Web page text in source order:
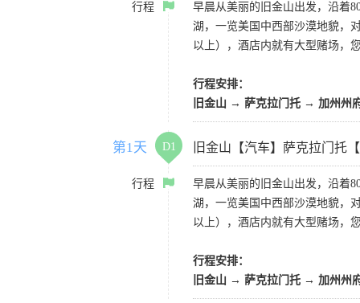
行程
早晨从美丽的旧金山出发，沿着
湖，一览美国中西部沙漠地貌，
以上），酒店内就有大型赌场，
行程安排：
旧金山 → 萨克拉门托 → 加州州
第1天 D1 旧金山【汽车】萨克拉门托
行程
早晨从美丽的旧金山出发，沿着
湖，一览美国中西部沙漠地貌，
以上），酒店内就有大型赌场，
行程安排：
旧金山 → 萨克拉门托 → 加州州